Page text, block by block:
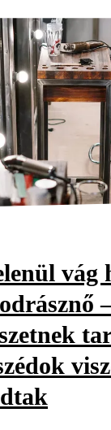
vág